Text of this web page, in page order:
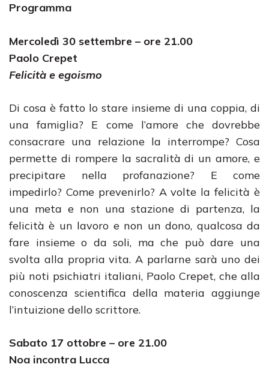
Programma
Mercoledì 30 settembre – ore 21.00
Paolo Crepet
Felicità e egoismo
Di cosa è fatto lo stare insieme di una coppia, di
una famiglia? E come l’amore che dovrebbe
consacrare una relazione la interrompe? Cosa
permette di rompere la sacralità di un amore, e
precipitare nella profanazione? E come
impedirlo? Come prevenirlo? A volte la felicità è
una meta e non una stazione di partenza, la
felicità è un lavoro e non un dono, qualcosa da
fare insieme o da soli, ma che può dare una
svolta alla propria vita. A parlarne sarà uno dei
più noti psichiatri italiani, Paolo Crepet, che alla
conoscenza scientifica della materia aggiunge
l’intuizione dello scrittore.
Sabato 17 ottobre – ore 21.00
Noa incontra Lucca